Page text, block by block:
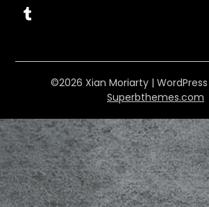
Tumblr
©2026 Xian Moriarty |
Superbthemes.com